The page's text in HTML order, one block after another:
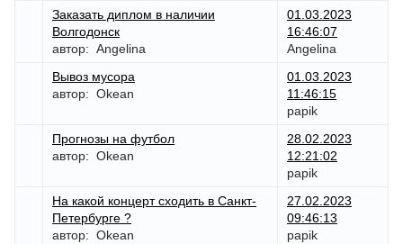
Заказать диплом в наличии
Волгодонск
автор: Angelina
01.03.2023
16:46:07
Angelina
Вывоз мусора
автор: Okean
01.03.2023
11:46:15
papik
Прогнозы на футбол
автор: Okean
28.02.2023
12:21:02
papik
На какой концерт сходить в Санкт-
Петербурге ?
автор: Okean
27.02.2023
09:46:13
papik